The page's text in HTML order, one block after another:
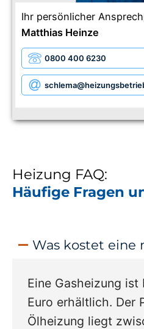
Ihr persönlicher
Matthias Heinze
0800 400 6230
schlema
Heizung FAQ:
Häufige Fragen
Was kostet eine
Eine Gasheizung
Euro erhältlich. Der
Ölheizung liegt